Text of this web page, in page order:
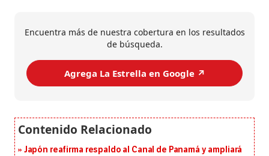
Encuentra más de nuestra cobertura en los resultados
de búsqueda.
Agrega La Estrella en Google ↗️
Japón reafirma respaldo al Canal de Panamá y ampliará